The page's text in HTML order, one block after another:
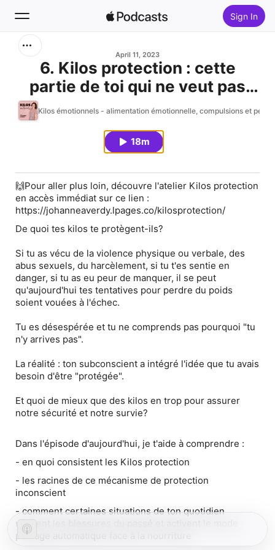
Sign In
Home
New
April 11, 2023
6. Kilos protection : cette
partie de toi qui ne veut pas
maigrir
Kilos émotionnels - alimentation émotionnelle, compulsions et perte
18m
🙌Pour aller plus loin, découvre l'atelier Kilos protection
en accès immédiat sur ce lien :
https://johanneaverdy.lpages.co/kilosprotection/
De quoi tes kilos te protègent-ils?
Si tu as vécu de la violence physique ou verbale, des
abus sexuels, du harcèlement, si tu t'es sentie en
danger, si tu as eu peur de manquer, il se peut
qu'aujourd'hui tes tentatives pour perdre du poids
soient vouées à l'échec.
Tu es désespérée et tu ne comprends pas pourquoi "tu
n'y arrives pas".
La réalité : ton subconscient a intégré l'idée que tu avais
besoin d'être "protégée".
Et quoi de mieux que des kilos en trop pour assurer
notre sécurité et notre survie?
Dans l'épisode d'aujourd'hui, je t'aide à comprendre :
- en quoi consistent les Kilos protection
- les racines de ce mécanisme de protection
inconscient
- comment certaines situations de ton quotidien
ravivent les blessures du passé et activent le mode
pilotage automatique face à la nourriture